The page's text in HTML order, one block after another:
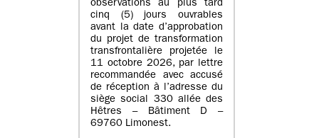
observations au plus tard
cinq (5) jours ouvrables
avant la date d’approbation
du projet de transformation
transfrontalière projetée le
11 octobre 2026, par lettre
recommandée avec accusé
de réception à l’adresse du
siège social 330 allée des
Hêtres – Bâtiment D –
69760 Limonest.